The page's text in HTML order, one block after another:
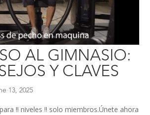
AL GIMNASIO:
Y CLAVES
13, 2025
!! niveles !! solo miembros.Únete ahora